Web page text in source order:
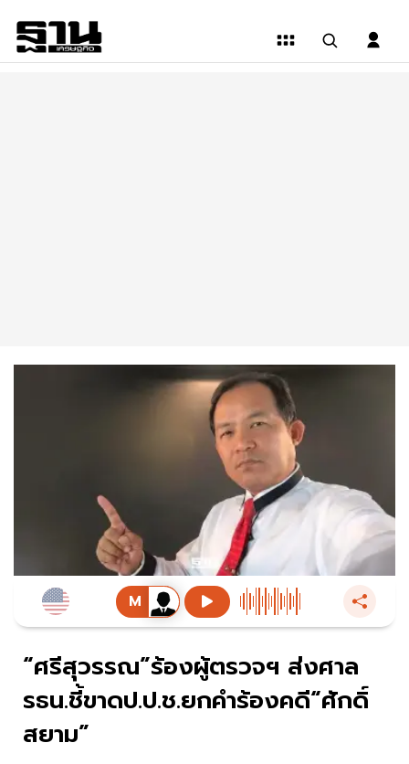
“ศรีสุวรรณ”ร้องผู้ตรวจฯ ส่งศาล
รธน.ชี้ขาดป.ป.ช.ยกคำร้องคดี“ศักดิ์
สยาม”